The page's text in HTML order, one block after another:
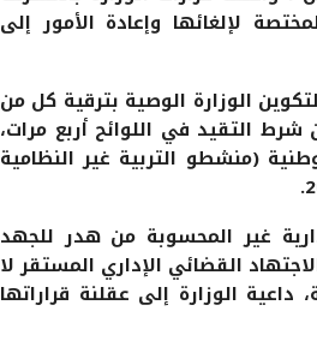
لإلغائها وإعادة الأمور إلى
الوزارة الوصية بترقية كل من
التقيد في اللوائح أربع مرات،
(منشطو التربية غير النظامية
غير المحسوبة من هدر للجهد
القضائي الإداري المستقر لا
الوزارة إلى عقلنة قراراتها